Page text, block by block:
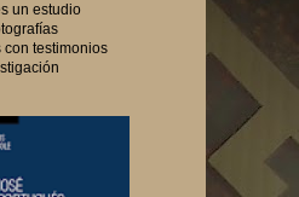
un estudio
testimonios